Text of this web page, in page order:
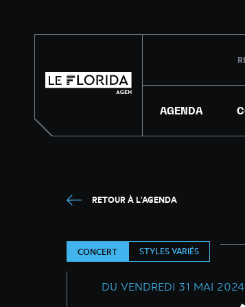
AGENDA
RETOUR À L'AGENDA
CONCERT STYLES VARIÉS
DU VENDREDI 31 MAI